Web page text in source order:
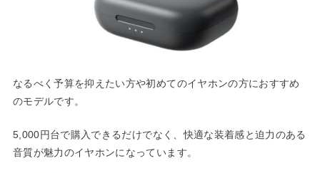
なるべく予算を抑えたい方や初めてのイヤホンの方におすすめ
のモデルです。
5,000円台で購入できるだけでなく、快適な装着感と迫力のある
音質が魅力のイヤホンになっています。